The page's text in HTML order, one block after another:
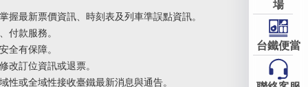
握最新票價資訊、時刻表及列車準誤點資訊。
付款服務。
全有保障。
改訂位資訊或退票。
性或全域性接收臺鐵最新消息與通告。
場
台鐵便當